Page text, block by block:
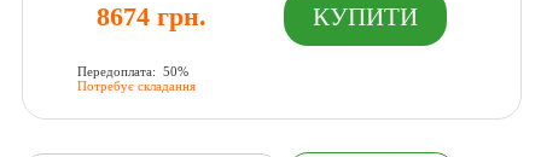
8674 грн.
Передоплата: 50%
Потребує складання